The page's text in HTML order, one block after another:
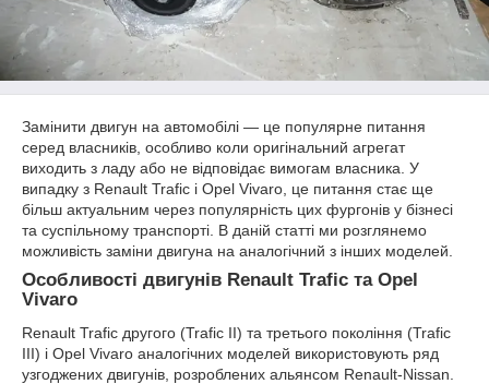
Замінити двигун на автомобілі — це популярне питання
серед власників, особливо коли оригінальний агрегат
виходить з ладу або не відповідає вимогам власника. У
випадку з Renault Trafic і Opel Vivaro, це питання стає ще
більш актуальним через популярність цих фургонів у бізнесі
та суспільному транспорті. В даній статті ми розглянемо
можливість заміни двигуна на аналогічний з інших моделей.
Особливості двигунів Renault Trafic та Opel
Vivaro
Renault Trafic другого (Trafic II) та третього покоління (Trafic
III) і Opel Vivaro аналогічних моделей використовують ряд
узгоджених двигунів, розроблених альянсом Renault-Nissan.